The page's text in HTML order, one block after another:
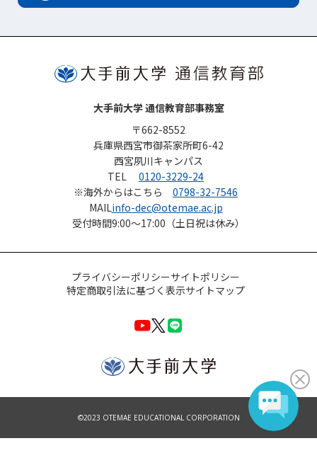
大手前大学 通信教育部事務室
〒662-8552
兵庫県西宮市御茶家所町6-42
西宮夙川キャンパス
TEL
0120-3229-24
※海外からはこちら 0798-32-7546
MAILinfo-dec@otemae.ac.jp
受付時間9:00～17:00（土日祝は休み）
プライバシーポリシーサイトポリシー
特定商取引法に基づく表示サイトマップ
©2023 OTEMAE EDUCATIONAL CORPORATION